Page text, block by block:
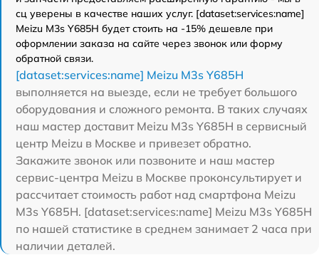
сц уверены в качестве наших услуг. [dataset:services:name]
Meizu M3s Y685H будет стоить на -15% дешевле при
оформлении заказа на сайте через звонок или форму
обратной связи.
[dataset:services:name] Meizu M3s Y685H
выполняется на выезде, если не требует большого
оборудования и сложного ремонта. В таких случаях
наш мастер доставит Meizu M3s Y685H в сервисный
центр Meizu в Москве и привезет обратно.
Закажите звонок или позвоните и наш мастер
сервис-центра Meizu в Москве проконсультирует и
рассчитает стоимость работ над смартфона Meizu
M3s Y685H. [dataset:services:name] Meizu M3s Y685H
по нашей статистике в среднем занимает 2 часа при
наличии деталей.